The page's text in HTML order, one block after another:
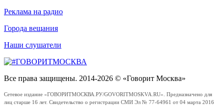
Реклама на радио
Города вещания
Наши слушатели
Все права защищены. 2014-2026 © «Говорит Москва»
Сетевое издание «ГОВОРИТМОСКВА.РУ/GOVORITMOSKVA.RU». Предназначено для
лиц старше 16 лет. Свидетельство о регистрации СМИ Эл № 77-64961 от 04 марта 2016